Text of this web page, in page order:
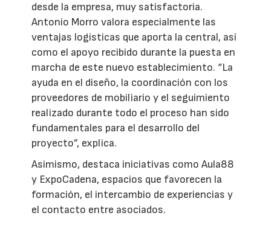
desde la empresa, muy satisfactoria.
Antonio Morro valora especialmente las
ventajas logísticas que aporta la central, así
como el apoyo recibido durante la puesta en
marcha de este nuevo establecimiento. “La
ayuda en el diseño, la coordinación con los
proveedores de mobiliario y el seguimiento
realizado durante todo el proceso han sido
fundamentales para el desarrollo del
proyecto”, explica.
Asimismo, destaca iniciativas como Aula88
y ExpoCadena, espacios que favorecen la
formación, el intercambio de experiencias y
el contacto entre asociados.